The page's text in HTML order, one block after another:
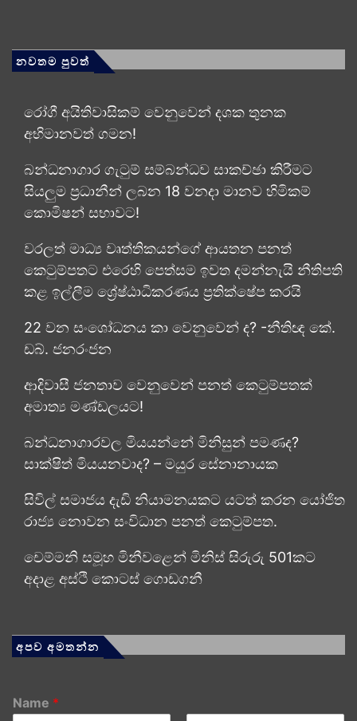
නවතම පුවත්
රෝගී අයිතිවාසිකම් වෙනුවෙන් දශක තුනක
අභිමානවත් ගමන!
බන්ධනාගාර ගැටුම් සම්බන්ධව සාකච්ඡා කිරීමට
සියලුම ප්‍රධානීන් ලබන 18 වනදා මානව හිමිකම්
කොමිෂන් සභාවට!
වරලත් මාධ්‍ය වෘත්තිකයන්ගේ ආයතන පනත්
කෙටුම්පතට එරෙහි පෙත්සම ඉවත දමන්නැයි නීතිපති
කළ ඉල්ලීම ශ්‍රේෂ්ඨාධිකරණය ප්‍රතික්ෂේප කරයි
22 වන සංශෝධනය කා වෙනුවෙන් ද? -නීතිඥ කේ.
ඩබ්. ජනරංජන
ආදිවාසී ජනතාව වෙනුවෙන් පනත් කෙටුම්පතක්
අමාත්‍ය මණ්ඩලයට!
බන්ධනාගාරවල මියයන්නේ මිනිසුන් පමණද?
සාක්ෂිත් මියයනවාද? – මයුර සේනානායක
සිවිල් සමාජය දැඩි නියාමනයකට යටත් කරන යෝජිත
රාජ්‍ය නොවන සංවිධාන පනත් කෙටුම්පත.
චෙම්මනි සමූහ මිනීවළෙන් මිනිස් සිරුරු 501කට
අදාළ අස්ථි කොටස් ගොඩගනී
අපව අමතන්න
Name *